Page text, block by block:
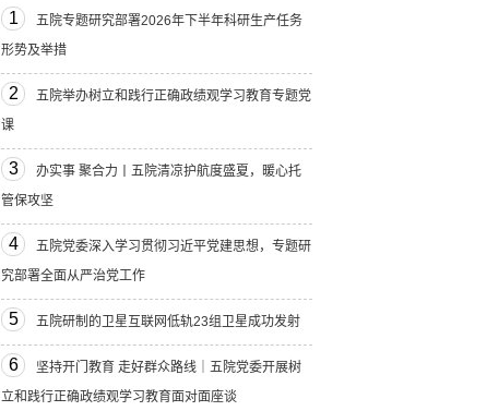
1
五院专题研究部署2026年下半年科研生产任务
形势及举措
2
五院举办树立和践行正确政绩观学习教育专题党
课
3
办实事 聚合力丨五院清凉护航度盛夏，暖心托
管保攻坚
4
五院党委深入学习贯彻习近平党建思想，专题研
究部署全面从严治党工作
5 五院研制的卫星互联网低轨23组卫星成功发射
6
坚持开门教育 走好群众路线｜五院党委开展树
立和践行正确政绩观学习教育面对面座谈